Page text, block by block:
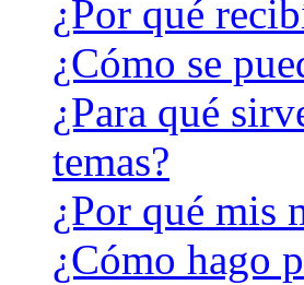
¿Por qué
¿Cómo se
¿Para qué
temas?
¿Por qué mis
¿Cómo hago